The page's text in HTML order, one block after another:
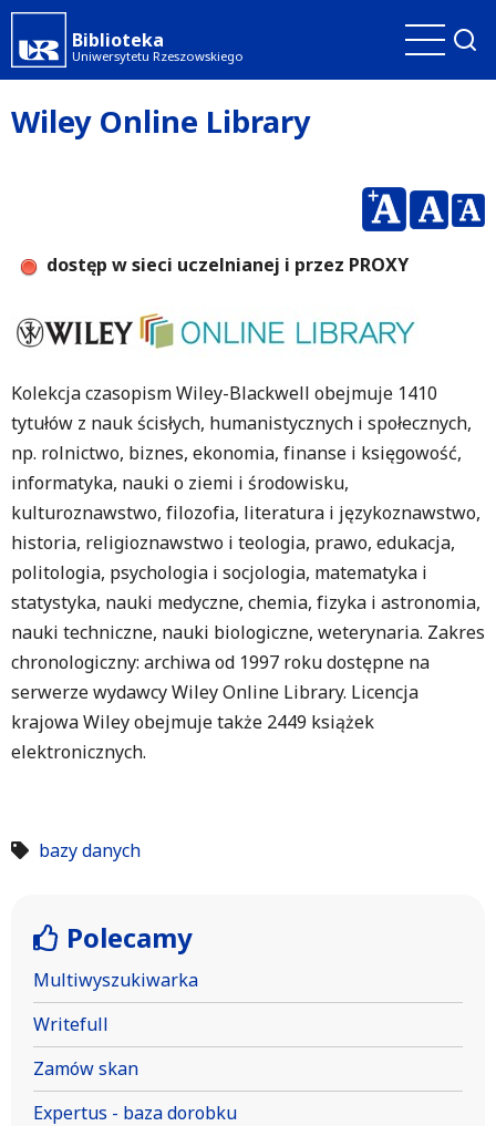
Przejdź
do
treści
Biblioteka
Uniwersytetu Rzeszowskiego
Wiley Online Library
dostęp w sieci uczelnianej i przez PROXY
Kolekcja czasopism Wiley-Blackwell obejmuje 1410
tytułów z nauk ścisłych, humanistycznych i społecznych,
np. rolnictwo, biznes, ekonomia, finanse i księgowość,
informatyka, nauki o ziemi i środowisku,
kulturoznawstwo, filozofia, literatura i językoznawstwo,
historia, religioznawstwo i teologia, prawo, edukacja,
politologia, psychologia i socjologia, matematyka i
statystyka, nauki medyczne, chemia, fizyka i astronomia,
nauki techniczne, nauki biologiczne, weterynaria. Zakres
chronologiczny: archiwa od 1997 roku dostępne na
serwerze wydawcy Wiley Online Library. Licencja
krajowa Wiley obejmuje także 2449 książek
elektronicznych.
bazy danych
Polecamy
Multiwyszukiwarka
Writefull
Zamów skan
Expertus - baza dorobku